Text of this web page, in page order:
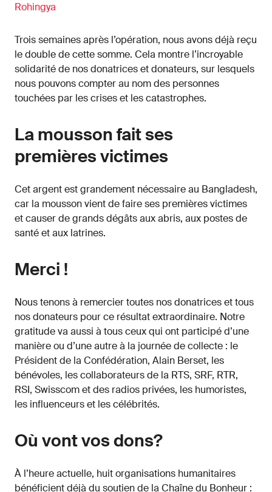
Rohingya
Trois semaines après l’opération, nous avons déjà reçu
le double de cette somme. Cela montre l’incroyable
solidarité de nos donatrices et donateurs, sur lesquels
nous pouvons compter au nom des personnes
touchées par les crises et les catastrophes.
La mousson fait ses
premières victimes
Cet argent est grandement nécessaire au Bangladesh,
car la mousson vient de faire ses premières victimes
et causer de grands dégâts aux abris, aux postes de
santé et aux latrines.
Merci !
Nous tenons à remercier toutes nos donatrices et tous
nos donateurs pour ce résultat extraordinaire. Notre
gratitude va aussi à tous ceux qui ont participé d’une
manière ou d’une autre à la journée de collecte : le
Président de la Confédération, Alain Berset, les
bénévoles, les collaborateurs de la RTS, SRF, RTR,
RSI, Swisscom et des radios privées, les humoristes,
les influenceurs et les célébrités.
Où vont vos dons?
À l’heure actuelle, huit organisations humanitaires
bénéficient déjà du soutien de la Chaîne du Bonheur :